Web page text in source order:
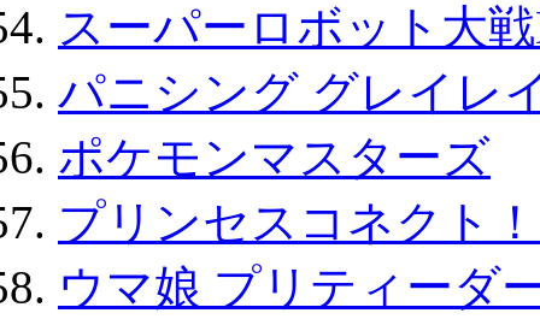
スーパーロボット大
パニシング グレイレ
ポケモンマスターズ
プリンセスコネクト
ウマ娘 プリティーダ